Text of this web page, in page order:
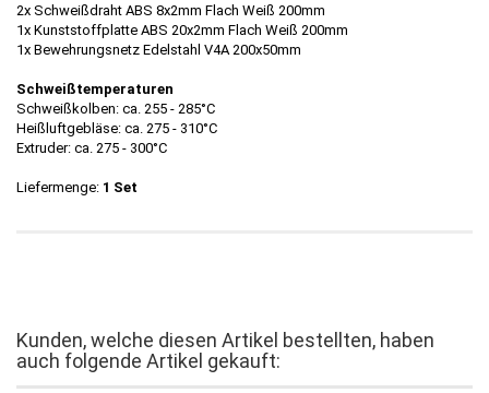
2x Schweißdraht ABS 8x2mm Flach Weiß 200mm
1x Kunststoffplatte ABS 20x2mm Flach Weiß 200mm
1x Bewehrungsnetz Edelstahl V4A 200x50mm
Schweißtemperaturen
Schweißkolben: ca. 255 - 285°C
Heißluftgebläse: ca. 275 - 310°C
Extruder: ca. 275 - 300°C
Liefermenge: 1 Set
Kunden, welche diesen Artikel bestellten, haben
auch folgende Artikel gekauft: